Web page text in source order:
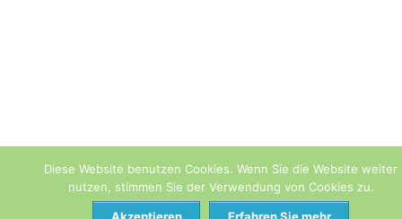
Diese Website benutzen Cookies. Wenn Sie die Website weiter
nutzen, stimmen Sie der Verwendung von Cookies zu.